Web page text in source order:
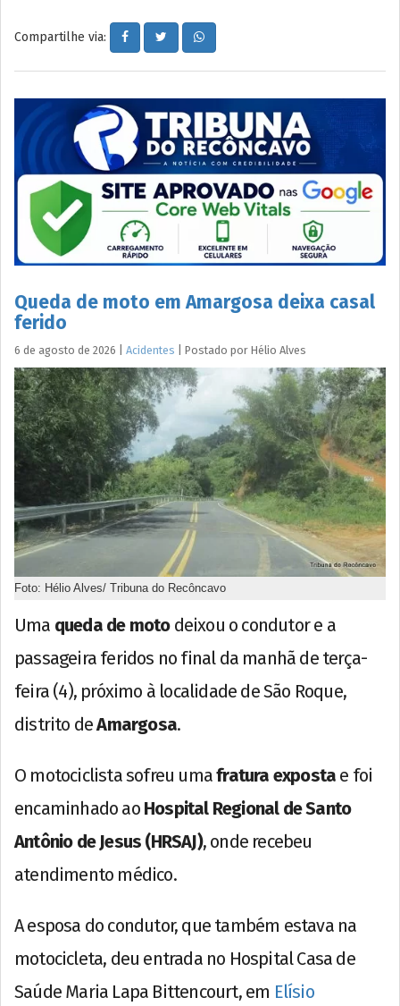
Compartilhe via:
Queda de moto em Amargosa deixa casal
ferido
6 de agosto de 2026 Acidentes Postado por Hélio Alves
Foto: Hélio Alves/ Tribuna do Recôncavo
Uma queda de motodeixou o condutor e a
passageira feridos no final da manhã de terça-
feira (4), próximo à localidade de São Roque,
distrito deAmargosa.
O motociclista sofreu umafratura exposta e foi
encaminhado ao Hospital Regional de Santo
Antônio de Jesus (HRSAJ), onde recebeu
atendimento médico.
A esposa do condutor, que também estava na
motocicleta, deu entrada no Hospital Casa de
Saúde Maria Lapa Bittencourt, em Elísio